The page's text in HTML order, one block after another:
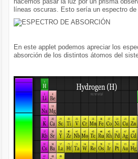
líneas oscuras. Esto sería un espectro de
En este applet podemos apreciar los
absorción de los distintos átomos del